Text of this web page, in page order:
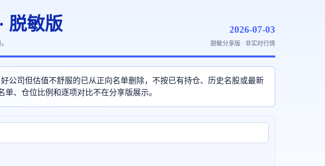
脱敏版 2026-07-03
脱敏分享版 · 非实时行情
公司但估值不舒服的已从正向名单删除，不按已有持仓、历史名股或最新
、仓位比例和逐项对比不在分享版展示。